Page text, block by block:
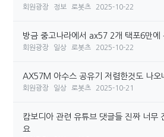
회원광장 정보 로봇츠 2025-10-22
방금 중고나라에서 ax57 2개 택포6만에
회원광장 일상 로봇츠 2025-10-22
AX57M 아수스 공유기 저렴한것도 나오
회원광장 일상 로봇츠 2025-10-21
캄보디아 관련 유튜브 댓글들 진짜 너무
요